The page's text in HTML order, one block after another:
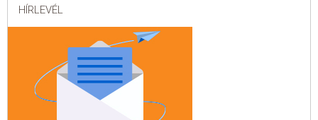
HÍRLEVÉL